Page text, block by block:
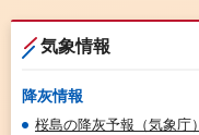
気象情報
降灰情報
桜島の降灰予報（気象庁）